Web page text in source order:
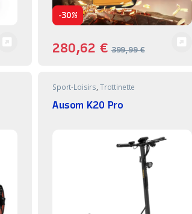
-30%
280,62 € 399,99€
Sport-Loisirs, Trottinette
Ausom K20 Pro